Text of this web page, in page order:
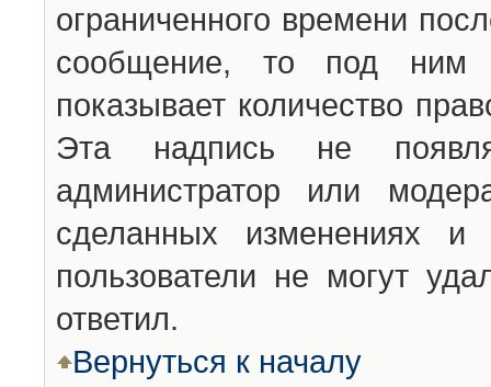
ограниченного времени
сообщение, то под ним
показывает количество
Эта надпись не
администратор или
сделанных изменениях
пользователи не могут
ответил.
Вернуться к началу